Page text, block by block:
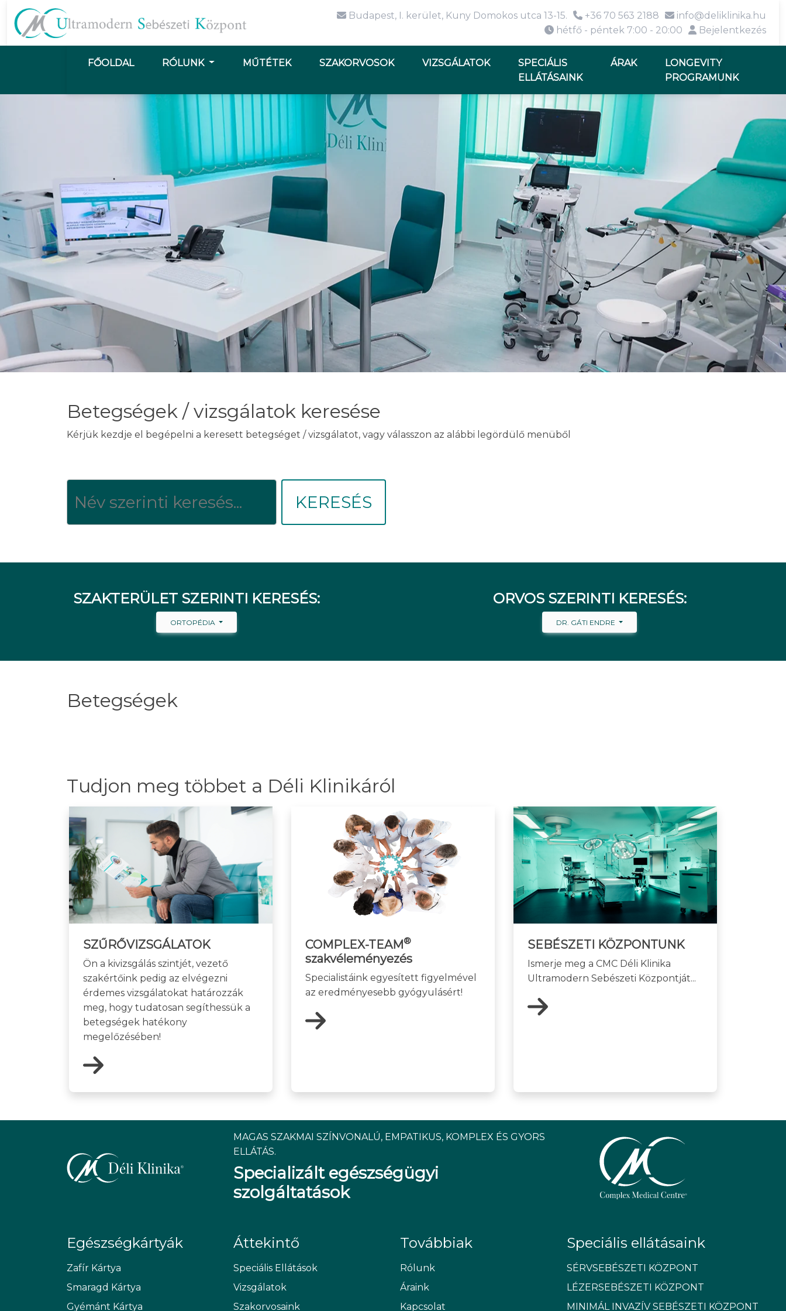
Budapest, I. kerület, Kuny Domokos utca 13-15. +36 70 563 2188
info@deliklinika.hu
hétfő - péntek 7:00 - 20:00
Bejelentkezés
FŐOLDAL RÓLUNK MŰTÉTEK SZAKORVOSOK VIZSGÁLATOK
SPECIÁLIS
ELLÁTÁSAINK
ÁRAK
LONGEVITY
PROGRAMUNK
Betegségek / vizsgálatok keresése
Kérjük kezdje el begépelni a keresett betegséget / vizsgálatot, vagy válasszon az alábbi legördülő menüből
KERESÉS
SZAKTERÜLET SZERINTI KERESÉS:
ORTOPÉDIA
ORVOS SZERINTI KERESÉS:
DR. GÁTI ENDRE
Betegségek
Tudjon meg többet a Déli Klinikáról
SZŰRŐVIZSGÁLATOK
Ön a kivizsgálás szintjét, vezető
szakértőink pedig az elvégezni
érdemes vizsgálatokat határozzák
meg, hogy tudatosan segíthessük a
betegségek hatékony
megelőzésében!
COMPLEX-TEAM®
szakvéleményezés
Specialistáink egyesített figyelmével
az eredményesebb gyógyulásért!
SEBÉSZETI KÖZPONTUNK
Ismerje meg a CMC Déli Klinika
Ultramodern Sebészeti Központját...
MAGAS SZAKMAI SZÍNVONALÚ, EMPATIKUS, KOMPLEX ÉS GYORS
ELLÁTÁS.
Specializált egészségügyi
szolgáltatások
Egészségkártyák
Zafír Kártya
Smaragd Kártya
Gyémánt Kártya
Áttekintő
Speciális Ellátások
Vizsgálatok
Szakorvosaink
Továbbiak
Rólunk
Áraink
Kapcsolat
Speciális ellátásaink
SÉRVSEBÉSZETI KÖZPONT
LÉZERSEBÉSZETI KÖZPONT
MINIMÁL INVAZÍV SEBÉSZETI KÖZPONT